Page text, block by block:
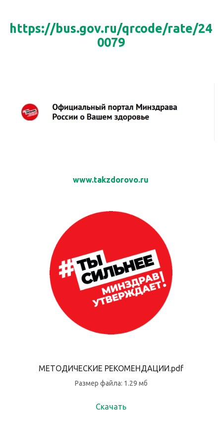
https://bus.gov.ru/qrcode/rate/24
0079
www.takzdorovo.ru
МЕТОДИЧЕСКИЕ РЕКОМЕНДАЦИИ.pdf
Размер файла: 1.29 мб
Скачать